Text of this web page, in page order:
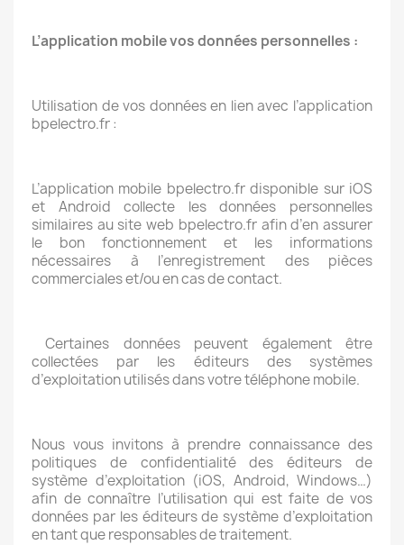
L’application mobile vos données personnelles :
Utilisation de vos données en lien avec l’application
bpelectro.fr :
L’application mobile bpelectro.fr disponible sur iOS
et Android collecte les données personnelles
similaires au site web bpelectro.fr afin d’en assurer
le bon fonctionnement et les informations
nécessaires à l’enregistrement des pièces
commerciales et/ou en cas de contact.
Certaines données peuvent également être
collectées par les éditeurs des systèmes
d’exploitation utilisés dans votre téléphone mobile.
Nous vous invitons à prendre connaissance des
politiques de confidentialité des éditeurs de
système d’exploitation (iOS, Android, Windows…)
afin de connaître l’utilisation qui est faite de vos
données par les éditeurs de système d’exploitation
en tant que responsables de traitement.